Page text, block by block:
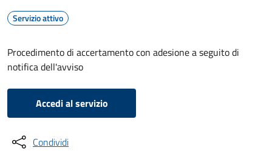
Servizio attivo
Procedimento di accertamento con adesione a seguito di
notifica dell'avviso
Accedi al servizio
Condividi